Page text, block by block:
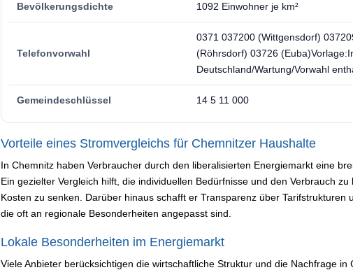
Bevölkerungsdichte 1092 Einwohner je km²
Telefonvorwahl
0371 037200 (Wittgensdorf)
(Röhrsdorf) 03726
Deutschland/Wartung/Vorwahl
Gemeindeschlüssel 14 5 11 000
Vorteile eines Stromvergleichs für Chemnitzer Haushalte
In Chemnitz haben Verbraucher durch den liberalisierten Energiemarkt eine
Ein gezielter Vergleich hilft, die individuellen Bedürfnisse und den Verbrauch
Kosten zu senken. Darüber hinaus schafft er Transparenz über Tarifstrukturen
die oft an regionale Besonderheiten angepasst sind.
Lokale Besonderheiten im Energiemarkt
Viele Anbieter berücksichtigen die wirtschaftliche Struktur und die Nachfrage in